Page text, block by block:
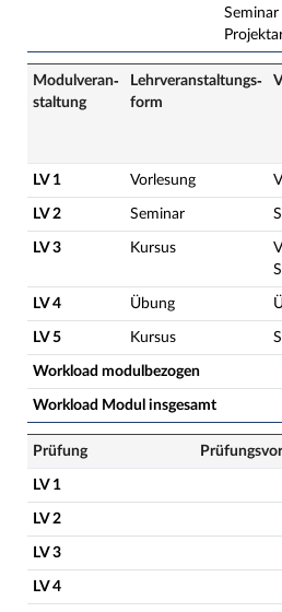
Modulveran­
staltung
Lehrveranstaltungs­
form
LV 1 Vorlesung
LV 2 Seminar
LV 3 Kursus
LV 4 Übung
LV 5 Kursus
Workload modulbezogen
Workload Modul insgesamt
Prüfung
LV 1
LV 2
LV 3
LV 4